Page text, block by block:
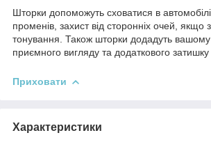
Шторки допоможуть сховатися в
променів, захист від сторонніх очей, якщо
тонування. Також шторки додадуть
приємного вигляду та додаткового
Приховати
Характеристики